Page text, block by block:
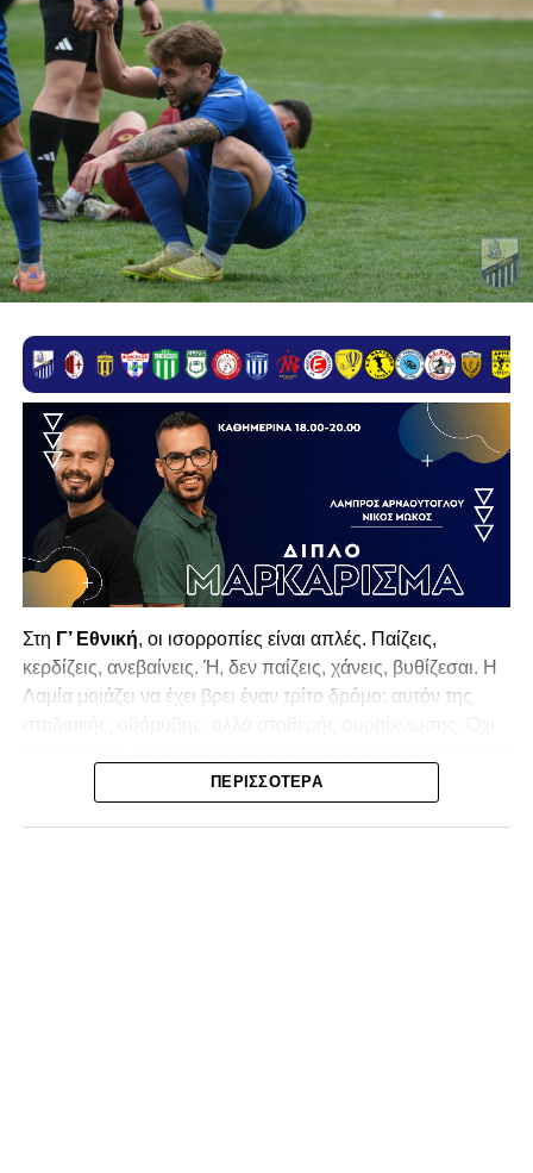
Στη Γ’ Εθνική, οι ισορροπίες είναι απλές. Παίζεις,
κερδίζεις, ανεβαίνεις. Ή, δεν παίζεις, χάνεις, βυθίζεσαι. Η
Λαμία μοιάζει να έχει βρει έναν τρίτο δρόμο: αυτόν της
της κατηγορίας. Της συρρίκνωσης της ίδιας της
ΠΕΡΙΣΣΌΤΕΡΑ